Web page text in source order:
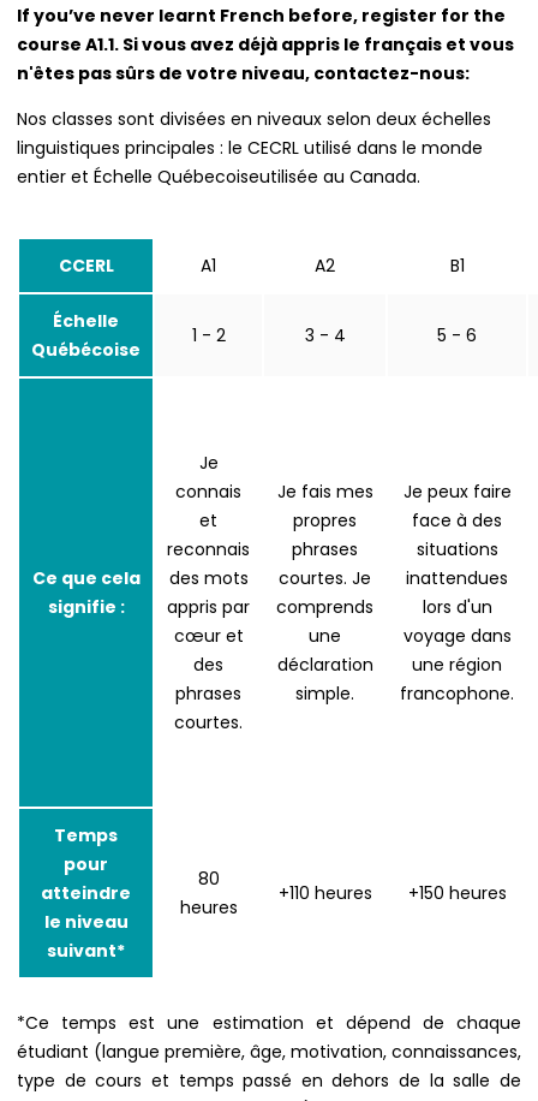
If you’ve never learnt French before, register for the
course A1.1. Si vous avez déjà appris le français et vous
n'êtes pas sûrs de votre niveau, contactez-nous:
Nos classes sont divisées en niveaux selon deux échelles
linguistiques principales : le CECRL utilisé dans le monde
entier et Échelle Québecoiseutilisée au Canada.
CCERL A1 A2 B1
Échelle
Québécoise
1 - 2 3 - 4 5 - 6
Ce que cela
signifie :
Je
connais
et
reconnais
des mots
appris par
cœur et
des
phrases
courtes.
Je fais mes
propres
phrases
courtes. Je
comprends
une
déclaration
simple.
Je peux faire
face à des
situations
inattendues
lors d'un
voyage dans
une région
francophone.
Temps
pour
atteindre
le niveau
suivant*
80
heures
+110 heures +150 heures
*Ce temps est une estimation et dépend de chaque
étudiant (langue première, âge, motivation, connaissances,
type de cours et temps passé en dehors de la salle de